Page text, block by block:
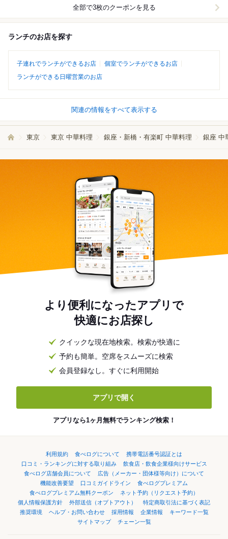
全部で3枚のクーポンを見る
ランチのお店を探す
子連れでランチができるお店
個室でランチができるお店
ランチができる日曜営業のお店
関連の情報をすべて表示する
東京 東京 中華料理 銀座・新橋・有楽町 中華料理 銀座 中
より便利になったアプリで
快適にお店探し
クイックな現在地検索。検索が快適に
予約も簡単。空席をスムーズに検索
会員登録なし。すぐに利用開始
アプリで開く
アプリなら1ヶ月無料でランキング検索！
利用規約 食べログについて
携帯電話番号認証とは
口コミ・ランキングに対する取り組み
飲食店・飲食企業様向けサービス
食べログ店舗会員について
広告（メーカー・団体様等向け）について
機能改善要望
口コミガイドライン
食べログプレミアム
食べログプレミアム無料クーポン
ネット予約（リクエスト予約）
個人情報保護方針
外部送信（オプトアウト）
特定商取引法に基づく表記
推奨環境
ヘルプ・お問い合わせ 採用情報 企業情報
キーワード一覧
サイトマップ
チェーン一覧